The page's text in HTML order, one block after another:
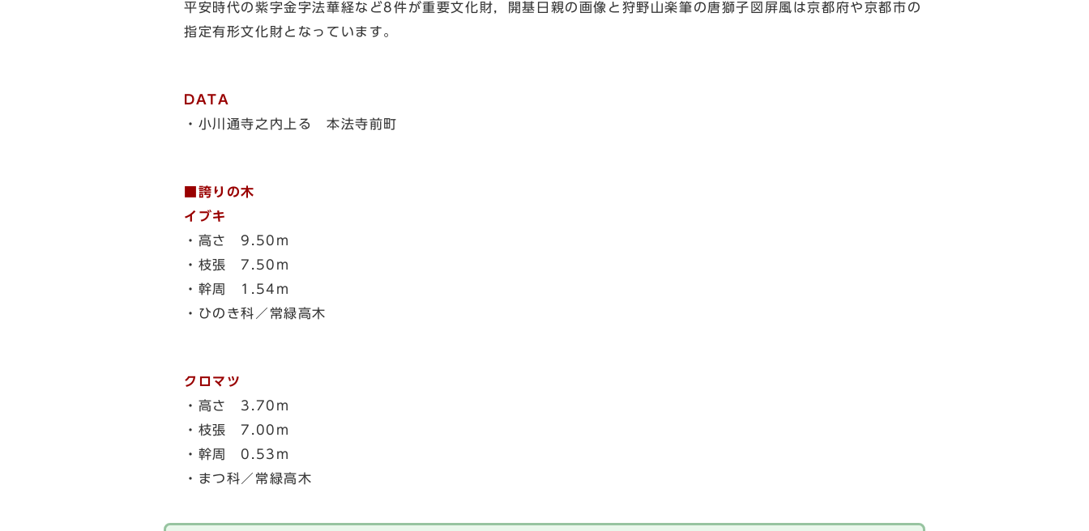
平安時代の紫字金字法華経など8件が重要文化財，開基日親の画像と狩野山楽筆の唐獅子図屏風は京都府や京都市の
指定有形文化財となっています。
DATA
・小川通寺之内上る 本法寺前町
■誇りの木
イブキ
・高さ 9.50m
・枝張 7.50m
・幹周 1.54m
・ひのき科／常緑高木
クロマツ
・高さ 3.70m
・枝張 7.00m
・幹周 0.53m
・まつ科／常緑高木